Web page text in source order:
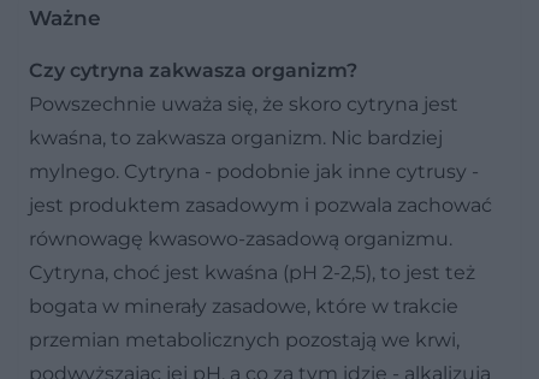
Ważne
Czy cytryna zakwasza organizm?
Powszechnie uważa się, że skoro cytryna jest
kwaśna, to zakwasza organizm. Nic bardziej
mylnego. Cytryna - podobnie jak inne cytrusy -
jest produktem zasadowym i pozwala zachować
równowagę kwasowo-zasadową organizmu.
Cytryna, choć jest kwaśna (pH 2-2,5), to jest też
bogata w minerały zasadowe, które w trakcie
przemian metabolicznych pozostają we krwi,
podwyższając jej pH, a co za tym idzie - alkalizują